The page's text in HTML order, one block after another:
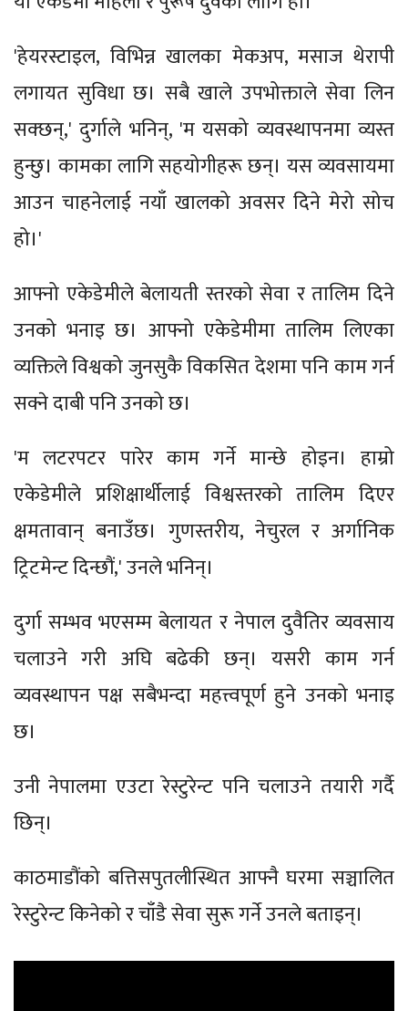
'हेयरस्टाइल, विभिन्न खालका मेकअप, मसाज थेरापी
लगायत सुविधा छ। सबै खाले उपभोक्ताले सेवा लिन
सक्छन्,' दुर्गाले भनिन्, 'म यसको व्यवस्थापनमा व्यस्त
हुन्छु। कामका लागि सहयोगीहरू छन्। यस व्यवसायमा
आउन चाहनेलाई नयाँ खालको अवसर दिने मेरो सोच
हो।'
आफ्नो एकेडेमीले बेलायती स्तरको सेवा र तालिम दिने
उनको भनाइ छ। आफ्नो एकेडेमीमा तालिम लिएका
व्यक्तिले विश्वको जुनसुकै विकसित देशमा पनि काम गर्न
सक्ने दाबी पनि उनको छ।
'म लटरपटर पारेर काम गर्ने मान्छे होइन। हाम्रो
एकेडेमीले प्रशिक्षार्थीलाई विश्वस्तरको तालिम दिएर
क्षमतावान् बनाउँछ। गुणस्तरीय, नेचुरल र अर्गानिक
ट्रिटमेन्ट दिन्छौं,' उनले भनिन्।
दुर्गा सम्भव भएसम्म बेलायत र नेपाल दुवैतिर व्यवसाय
चलाउने गरी अघि बढेकी छन्। यसरी काम गर्न
व्यवस्थापन पक्ष सबैभन्दा महत्त्वपूर्ण हुने उनको भनाइ
छ।
उनी नेपालमा एउटा रेस्टुरेन्ट पनि चलाउने तयारी गर्दै
छिन्।
काठमाडौंको बत्तिसपुतलीस्थित आफ्नै घरमा सञ्चालित
रेस्टुरेन्ट किनेको र चाँडै सेवा सुरू गर्ने उनले बताइन्।